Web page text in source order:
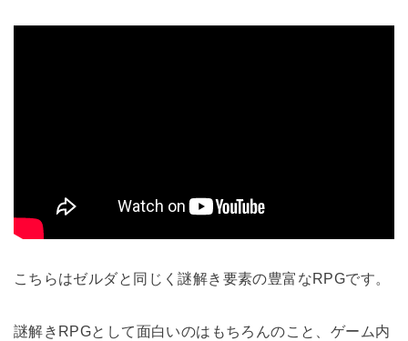
こちらはゼルダと同じく謎解き要素の豊富なRPGです。
謎解きRPGとして面白いのはもちろんのこと、ゲーム内